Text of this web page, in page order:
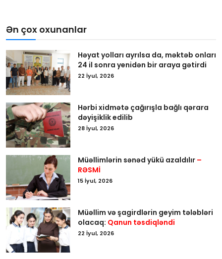
Ən çox oxunanlar
Həyat yolları ayrılsa da, məktəb onları
24 il sonra yenidən bir araya gətirdi
22 İyul, 2026
Hərbi xidmətə çağırışla bağlı qərara
dəyişiklik edilib
28 İyul, 2026
Müəllimlərin sənəd yükü azaldılır –
RƏSMİ
15 İyul, 2026
Müəllim və şagirdlərin geyim tələbləri
olacaq: Qanun təsdiqləndi
22 İyul, 2026